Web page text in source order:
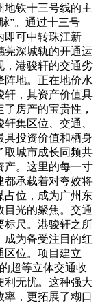
地铁十三号线的主
”。通过十三号
即可中转珠江新
莞深城轨的开通运
，港骏轩的交通劣
阵地。正在地价水
轩，其资产价值具
房产的宝贵性，
集区位、交通、
具投资价值和栖身
取城市成长同频共
产。这里的每一寸
都承载着对夸姣将
占位，成为广州东
目光的聚焦。交通
标尺。港骏轩之所
成为备受注目的红
区位。项目建立
超等立体交通收
利无忧。这种强大
率，更拓展了糊口